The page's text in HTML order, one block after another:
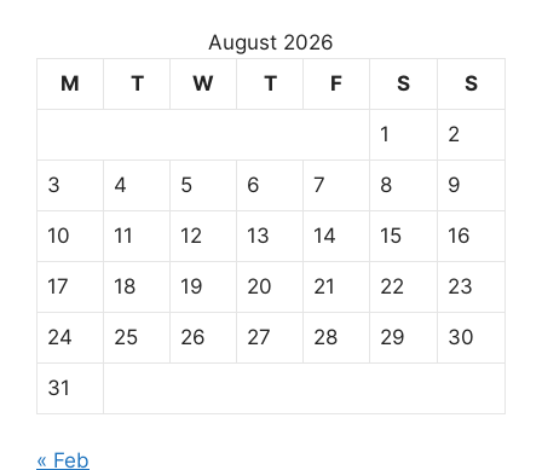
August 2026
M
T W T F S S
1 2
3 4 5 6 7 8 9
10 11 12 13 14 15 16
17 18 19 20 21 22 23
24 25 26 27 28 29 30
31
« Feb